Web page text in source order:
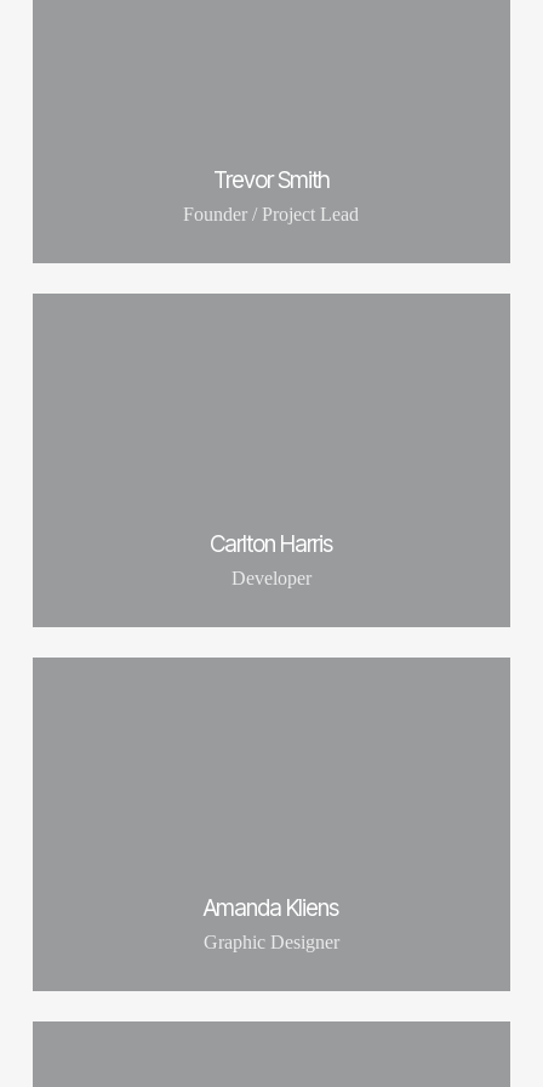
Trevor Smith
Founder / Project Lead
Carlton Harris
Developer
Amanda Kliens
Graphic Designer